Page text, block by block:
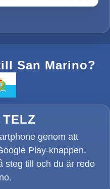
San Marino?
genom att
Play-knappen.
steg till och du är redo